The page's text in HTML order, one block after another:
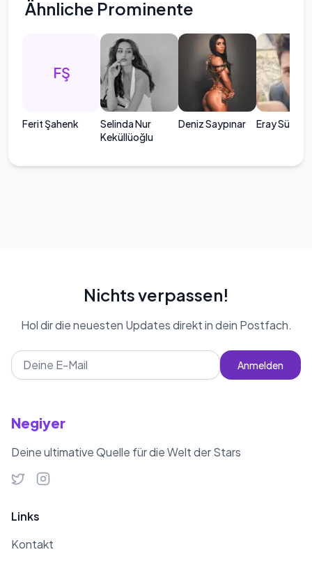
Ähnliche Prominente
FŞ
Ferit Şahenk
Selinda Nur
Keküllüoğlu
Deniz Saypınar Eray Sünbül
Nichts verpassen!
Hol dir die neuesten Updates direkt in dein Postfach.
Anmelden
Negiyer
Deine ultimative Quelle für die Welt der Stars
Links
Kontakt